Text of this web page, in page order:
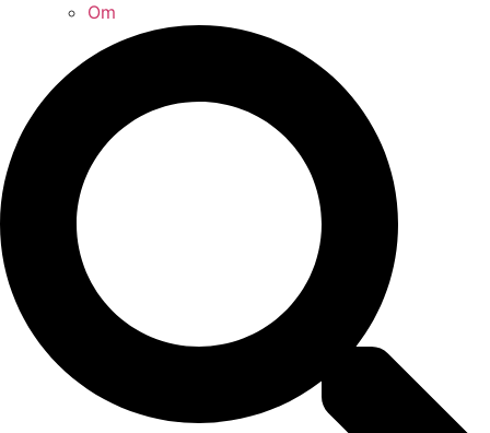
Om